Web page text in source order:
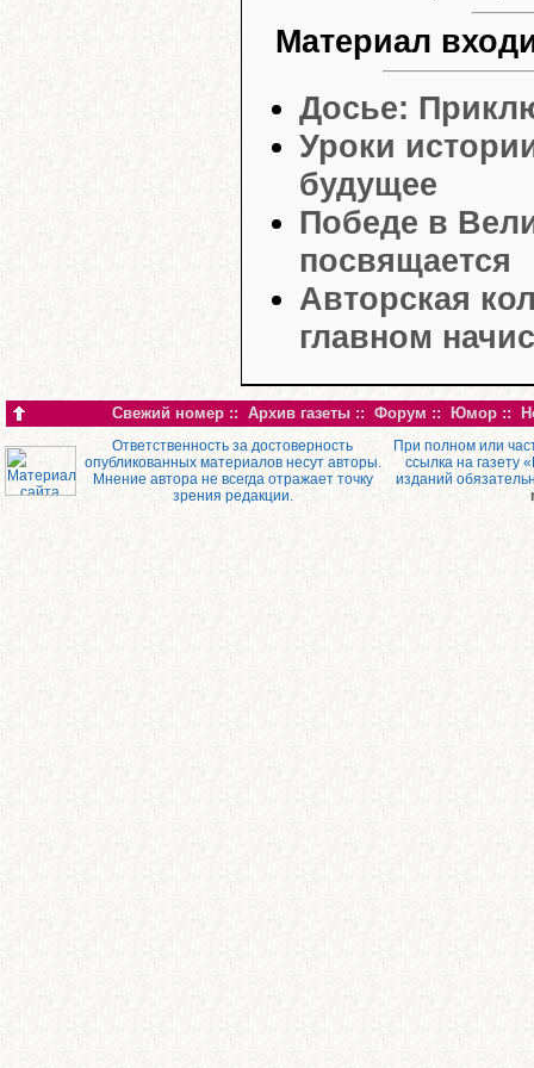
Материал
Досье:
Уроки
будущее
Победе в
посвящается
Авторская
главном
Свежий номер :: Архив газеты :: Форум :: Юмор ::
Ответственность за достоверность
опубликованных материалов несут авторы.
Мнение автора не всегда отражает точку
зрения редакции.
При полном или
ссылка на газету
изданий